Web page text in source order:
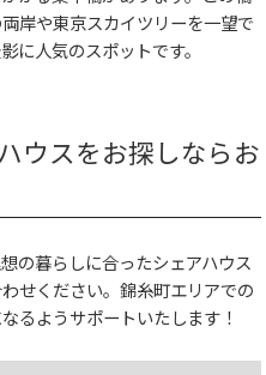
岸や東京スカイツリーを一望で
に人気のスポットです。
ウスをお探しならお
の暮らしに合ったシェアハウス
せください。錦糸町エリアでの
るようサポートいたします！